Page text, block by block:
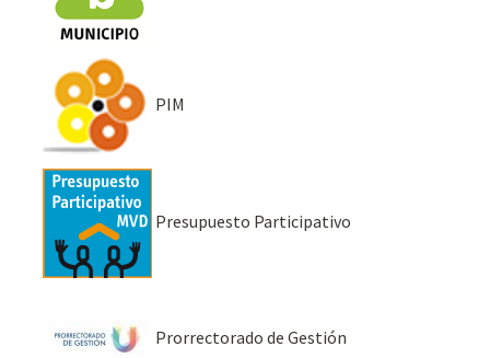
PIM
Presupuesto Participativo
Prorrectorado de Gestión